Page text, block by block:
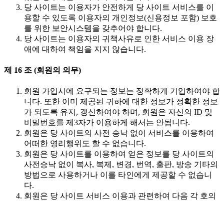
당 사이트는 이용자가 안전하게 당 사이트 서비스를 이
용할 수 있도록 이용자의 개인정보(신용정보 포함) 보호
를 위한 보안시스템을 갖추어야 합니다.
당 사이트는 이용자의 귀책사유로 인한 서비스 이용 장
애에 대하여 책임을 지지 않습니다.
제 16 조 (회원의 의무)
회원 가입시에 요구되는 정보는 정확하게 기입하여야 합
니다. 또한 이미 제공된 귀하에 대한 정보가 정확한 정보
가 되도록 유지, 갱신하여야 하며, 회원은 자신의 ID 및
비밀번호를 제3자가 이용하게 해서는 안됩니다.
회원은 당 사이트의 사전 승낙 없이 서비스를 이용하여
어떠한 영리행위도 할 수 없습니다.
회원은 당 사이트를 이용하여 얻은 정보를 당 사이트의
사전승낙 없이 복사, 복제, 변경, 번역, 출판, 방송 기타의
방법으로 사용하거나 이를 타인에게 제공할 수 없습니
다.
회원은 당 사이트 서비스 이용과 관련하여 다음 각 호의